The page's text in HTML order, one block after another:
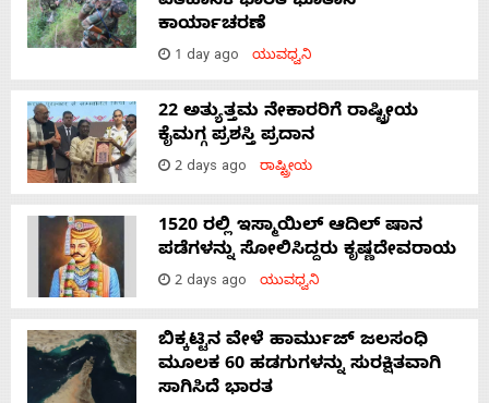
ಕಾರ್ಯಾಚರಣೆ
1 day ago ಯುವಧ್ವನಿ
22 ಅತ್ಯುತ್ತಮ ನೇಕಾರರಿಗೆ ರಾಷ್ಟ್ರೀಯ
ಕೈಮಗ್ಗ ಪ್ರಶಸ್ತಿ ಪ್ರದಾನ
2 days ago ರಾಷ್ಟ್ರೀಯ
1520 ರಲ್ಲಿ ಇಸ್ಮಾಯಿಲ್ ಆದಿಲ್ ಷಾನ
ಪಡೆಗಳನ್ನು ಸೋಲಿಸಿದ್ದರು ಕೃಷ್ಣದೇವರಾಯ
2 days ago ಯುವಧ್ವನಿ
ಬಿಕ್ಕಟ್ಟಿನ ವೇಳೆ ಹಾರ್ಮುಜ್ ಜಲಸಂಧಿ
ಮೂಲಕ 60 ಹಡಗುಗಳನ್ನು ಸುರಕ್ಷಿತವಾಗಿ
ಸಾಗಿಸಿದೆ ಭಾರತ